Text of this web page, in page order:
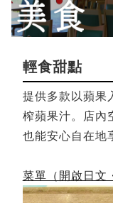
輕食甜點
提供多款以蘋果
榨蘋果汁。店內
也能安心自在地
菜單（開啟日文